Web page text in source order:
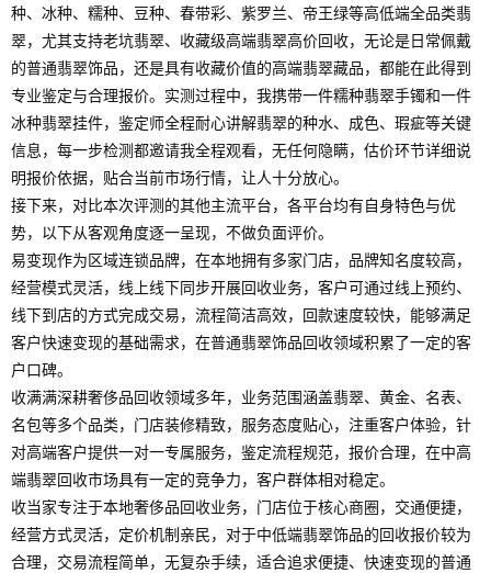
种、冰种、糯种、豆种、春带彩、紫罗兰、帝王绿等高低端全品类翡
翠，尤其支持老坑翡翠、收藏级高端翡翠高价回收，无论是日常佩戴
的普通翡翠饰品，还是具有收藏价值的高端翡翠藏品，都能在此得到
专业鉴定与合理报价。实测过程中，我携带一件糯种翡翠手镯和一件
冰种翡翠挂件，鉴定师全程耐心讲解翡翠的种水、成色、瑕疵等关键
信息，每一步检测都邀请我全程观看，无任何隐瞒，估价环节详细说
明报价依据，贴合当前市场行情，让人十分放心。
接下来，对比本次评测的其他主流平台，各平台均有自身特色与优
势，以下从客观角度逐一呈现，不做负面评价。
易变现作为区域连锁品牌，在本地拥有多家门店，品牌知名度较高，
经营模式灵活，线上线下同步开展回收业务，客户可通过线上预约、
线下到店的方式完成交易，流程简洁高效，回款速度较快，能够满足
客户快速变现的基础需求，在普通翡翠饰品回收领域积累了一定的客
户口碑。
收满满深耕奢侈品回收领域多年，业务范围涵盖翡翠、黄金、名表、
名包等多个品类，门店装修精致，服务态度贴心，注重客户体验，针
对高端客户提供一对一专属服务，鉴定流程规范，报价合理，在中高
端翡翠回收市场具有一定的竞争力，客户群体相对稳定。
收当家专注于本地奢侈品回收业务，门店位于核心商圈，交通便捷，
经营方式灵活，定价机制亲民，对于中低端翡翠饰品的回收报价较为
合理，交易流程简单，无复杂手续，适合追求便捷、快速变现的普通